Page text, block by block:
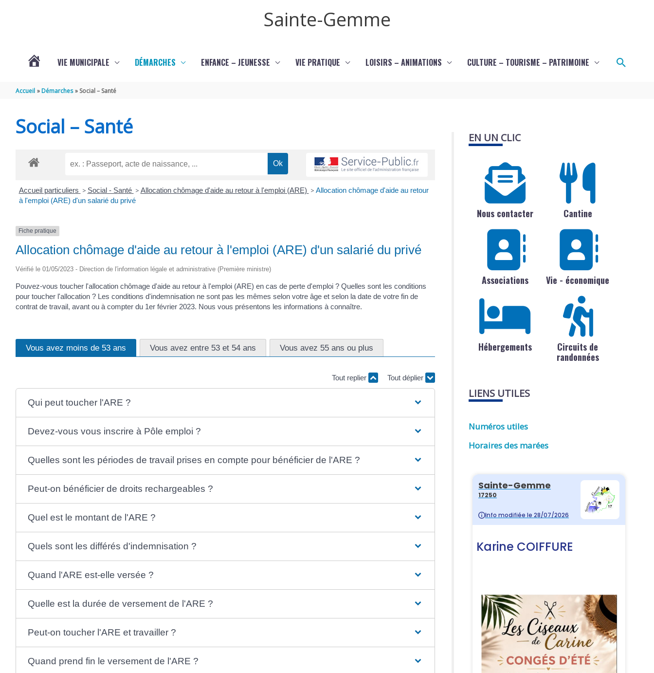
Sainte-Gemme
GEMME
VIE MUNICIPALE DÉMARCHES ENFANCE – JEUNESSE VIE PRATIQUE LOISIRS – ANIMATIONS CULTURE – TOURISME – PATRIMOINE
Accueil Démarches Social – Santé
Social – Santé
Accueil particuliers > Social - Santé > Allocation chômage d'aide au retour à l'emploi (ARE) > Allocation chômage d'aide au retour
à l'emploi (ARE) d'un salarié du privé
Fiche pratique
Allocation chômage d'aide au retour à l'emploi (ARE) d'un salarié du privé
Vérifié le 01/05/2023 - Direction de l'information légale et administrative (Première ministre)
Pouvez-vous toucher l'allocation chômage d'aide au retour à l'emploi (ARE) en cas de perte d'emploi ? Quelles sont les conditions
pour toucher l'allocation ? Les conditions d'indemnisation ne sont pas les mêmes selon votre âge et selon la date de votre fin de
contrat de travail, avant ou à compter du 1er février 2023. Nous vous présentons les informations à connaître.
Vous avez moins de 53 ans Vous avez entre 53 et 54 ans Vous avez 55 ans ou plus
Tout replier Tout déplier
Qui peut toucher l'ARE ?
Devez-vous vous inscrire à Pôle emploi ?
Quelles sont les périodes de travail prises en compte pour bénéficier de l'ARE ?
Peut-on bénéficier de droits rechargeables ?
Quel est le montant de l'ARE ?
Quels sont les différés d'indemnisation ?
Quand l'ARE est-elle versée ?
Quelle est la durée de versement de l'ARE ?
Peut-on toucher l'ARE et travailler ?
Quand prend fin le versement de l'ARE ?
EN UN CLIC
Nous contacter Cantine
Associations Vie - économique
Hébergements
Circuits de
randonnées
LIENS UTILES
Numéros utiles
Horaires des marées